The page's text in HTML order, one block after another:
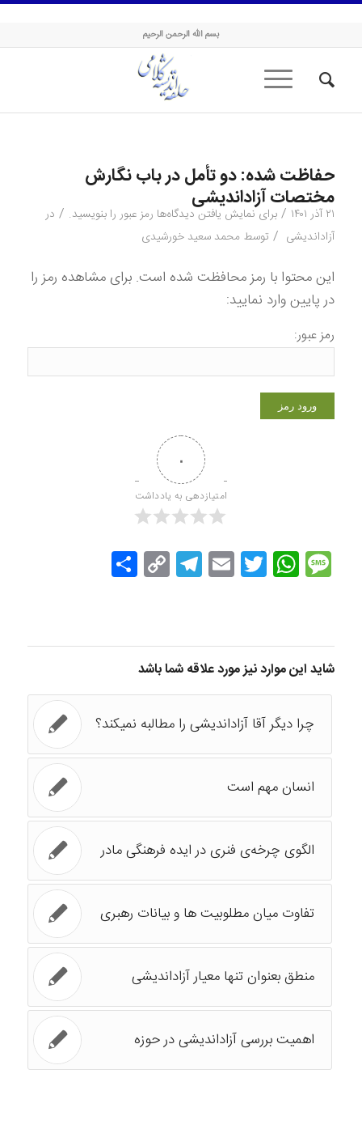
حلقه اندیشه کلامی
بسم الله الرحمن الرحیم
حفاظت شده: دو تأمل در باب نگارش
مختصات آزاداندیشی
۲۱ آذر ۱۴۰۱ / برای نمایش یافتن دیدگاه‌ها رمز عبور را بنویسید. / در
آزاداندیشی / توسط محمد سعید خورشیدی
این محتوا با رمز محافظت شده است. برای مشاهده رمز را
در پایین وارد نمایید:
رمز عبور:
۰
امتیازدهی به یادداشت
Message
WhatsApp
Twitter
Email
Telegram
Copy
Link
اشتراک
گذاری
شاید این موارد نیز مورد علاقه شما باشد
چرا دیگر آقا آزاداندیشی را مطالبه نمیکند؟
انسان مهم است
الگوی چرخه‌ی فنری در ایده فرهنگی مادر
تفاوت میان مطلوبیت ها و بیانات رهبری
منطق بعنوان تنها معیار آزاداندیشی
اهمیت بررسی آزاداندیشی در حوزه